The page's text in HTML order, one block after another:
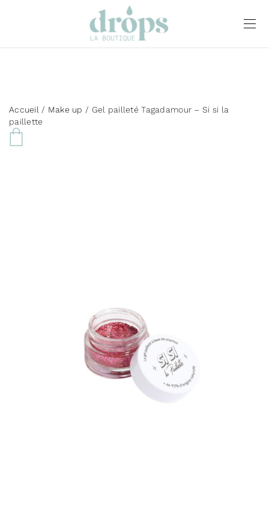
Accueil / Make up / Gel pailleté Tagadamour – Si si la
paillette